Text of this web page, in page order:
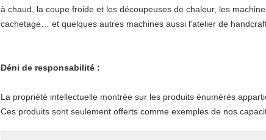
à chaud, la coupe froide et les découpeuses de chaleur, les
cachetage… et quelques autres machines aussi l'atelier de
Déni de responsabilité :
La propriété intellectuelle montrée sur les produits énumérés
Ces produits sont seulement offerts comme exemples de nos